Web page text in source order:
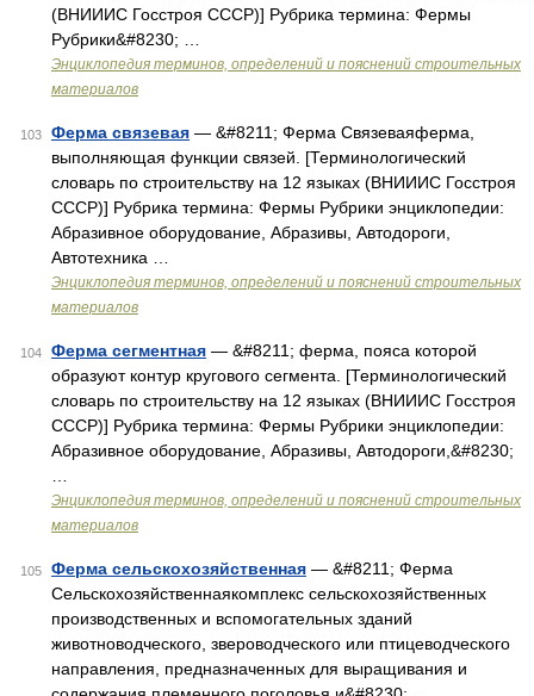
(ВНИИИС Госстроя СССР)] Рубрика термина: Фермы
Рубрики&#8230; …
Энциклопедия терминов, определений и пояснений строительных
материалов
103 Ферма связевая — &#8211; Ферма Связеваяферма,
выполняющая функции связей. [Терминологический
словарь по строительству на 12 языках (ВНИИИС Госстроя
СССР)] Рубрика термина: Фермы Рубрики энциклопедии:
Абразивное оборудование, Абразивы, Автодороги,
Автотехника …
Энциклопедия терминов, определений и пояснений строительных
материалов
104 Ферма сегментная — &#8211; ферма, пояса которой
образуют контур кругового сегмента. [Терминологический
словарь по строительству на 12 языках (ВНИИИС Госстроя
СССР)] Рубрика термина: Фермы Рубрики энциклопедии:
Абразивное оборудование, Абразивы, Автодороги,&#8230;
Энциклопедия терминов, определений и пояснений строительных
материалов
105 Ферма сельскохозяйственная — &#8211; Ферма
Сельскохозяйственнаякомплекс сельскохозяйственных
производственных и вспомогательных зданий
животноводческого, звероводческого или птицеводческого
направления, предназначенных для выращивания и